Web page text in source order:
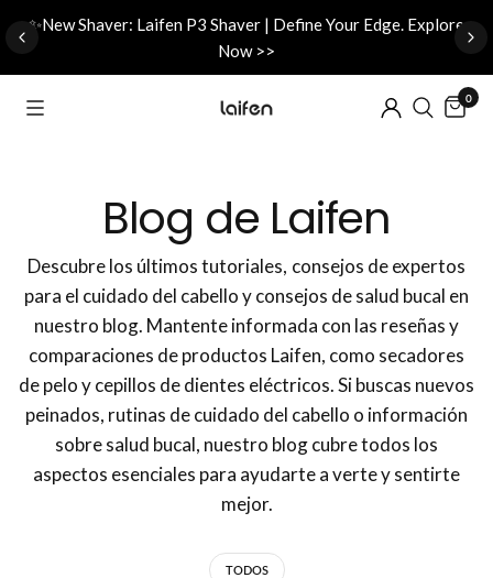
✨New Shaver: Laifen P3 Shaver | Define Your Edge. Explore
Now >>
0
Blog de Laifen
Descubre los últimos tutoriales, consejos de expertos
para el cuidado del cabello y consejos de salud bucal en
nuestro blog. Mantente informada con las reseñas y
comparaciones de productos Laifen, como secadores
de pelo y cepillos de dientes eléctricos. Si buscas nuevos
peinados, rutinas de cuidado del cabello o información
sobre salud bucal, nuestro blog cubre todos los
aspectos esenciales para ayudarte a verte y sentirte
mejor.
TODOS